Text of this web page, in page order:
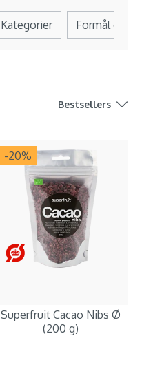
Kategorier Formål og
Bestsellers
-20%
Superfruit Cacao Nibs Ø
(200 g)